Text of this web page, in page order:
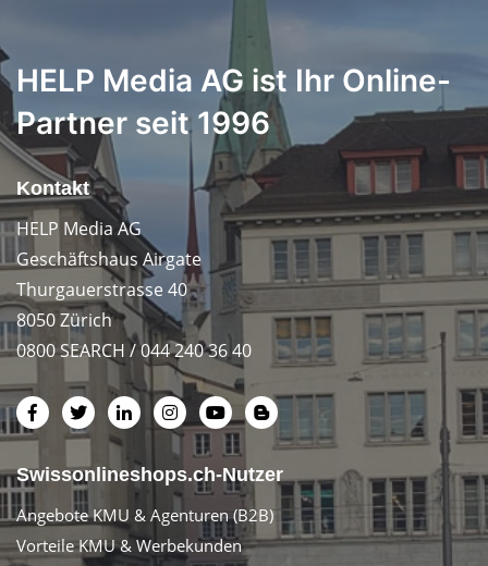
HELP Media AG ist Ihr Online-
Partner seit 1996
Kontakt
HELP Media AG
Geschäftshaus Airgate
Thurgauerstrasse 40
8050 Zürich
0800 SEARCH / 044 240 36 40
Swissonlineshops.ch-Nutzer
Angebote KMU & Agenturen (B2B)
Vorteile KMU & Werbekunden